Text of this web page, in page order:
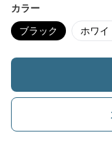
カラー
ブラック ホワイ